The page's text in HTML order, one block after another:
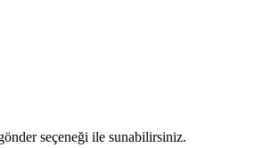
seçeneği ile sunabilirsiniz.